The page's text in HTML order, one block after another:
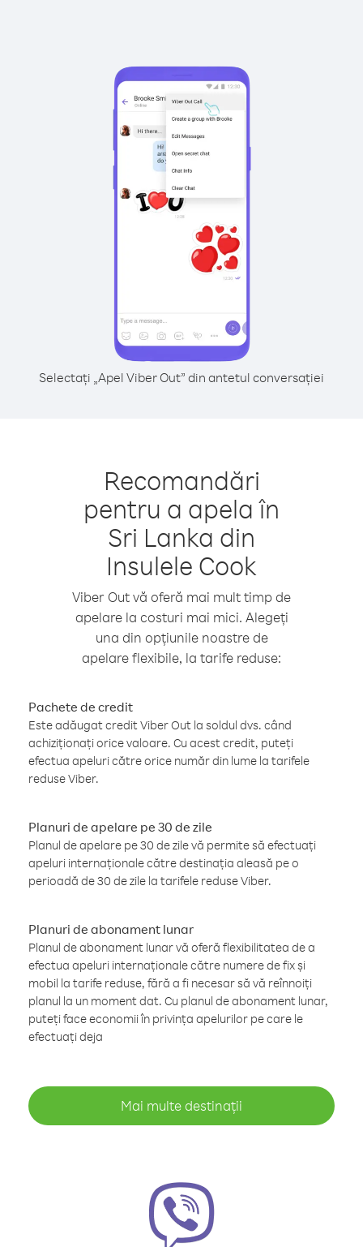
Selectați „Apel Viber Out” din antetul conversației
Recomandări
pentru a apela în
Sri Lanka din
Insulele Cook
Viber Out vă oferă mai mult timp de
apelare la costuri mai mici. Alegeți
una din opțiunile noastre de
apelare flexibile, la tarife reduse:
Pachete de credit
Este adăugat credit Viber Out la soldul dvs. când
achiziționați orice valoare. Cu acest credit, puteți
efectua apeluri către orice număr din lume la tarifele
reduse Viber.
Planuri de apelare pe 30 de zile
Planul de apelare pe 30 de zile vă permite să efectuați
apeluri internaționale către destinația aleasă pe o
perioadă de 30 de zile la tarifele reduse Viber.
Planuri de abonament lunar
Planul de abonament lunar vă oferă flexibilitatea de a
efectua apeluri internaționale către numere de fix și
mobil la tarife reduse, fără a fi necesar să vă reînnoiți
planul la un moment dat. Cu planul de abonament lunar,
puteți face economii în privința apelurilor pe care le
efectuați deja
Mai multe destinații